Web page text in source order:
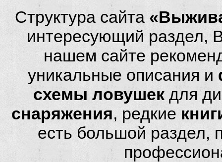
Структура сайта
интересующий раздел,
нашем сайте
уникальные описания и
схемы ловушек для
снаряжения, редкие
есть большой